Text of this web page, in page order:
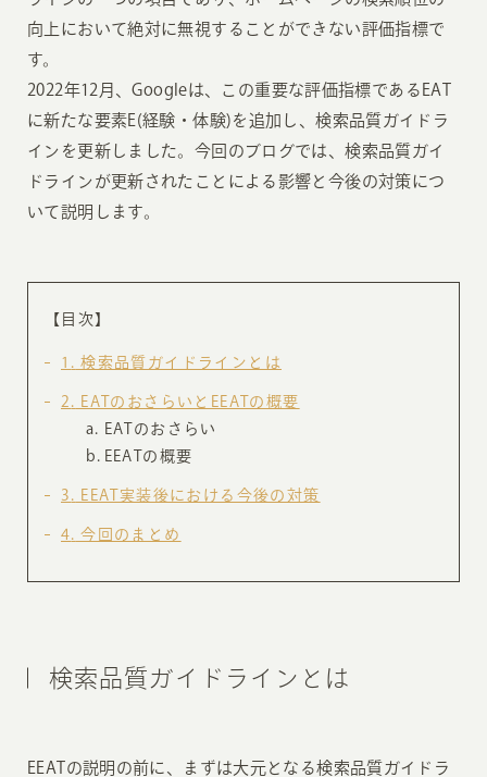
向上において絶対に無視することができない評価指標で
す。
2022年12月、Googleは、この重要な評価指標であるEAT
に新たな要素E(経験・体験)を追加し、検索品質ガイドラ
インを更新しました。今回のブログでは、検索品質ガイ
ドラインが更新されたことによる影響と今後の対策につ
いて説明します。
【目次】
1 検索品質ガイドラインとは
2
EATのおさらいとEEATの概要
EATのおさらい
EEATの概要
3 EEAT実装後における今後の対策
4 今回のまとめ
検索品質ガイドラインとは
EEATの説明の前に、まずは大元となる検索品質ガイドラ